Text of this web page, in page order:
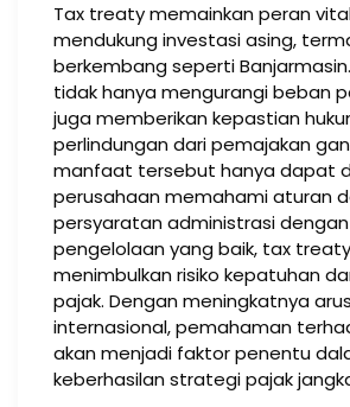
Tax treaty memainkan peran
mendukung investasi asing,
berkembang seperti
tidak hanya mengurangi beban
juga memberikan kepastian
perlindungan dari pemajakan
manfaat tersebut hanya dapat
perusahaan memahami aturan
persyaratan administrasi
pengelolaan yang baik, tax
menimbulkan risiko kepatuhan
pajak. Dengan meningkatnya
internasional, pemahaman
akan menjadi faktor penentu
keberhasilan strategi pajak